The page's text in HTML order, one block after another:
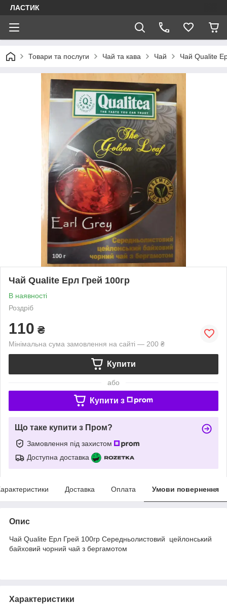
ЛАСТИК
Товари та послуги Чай та кава Чай Чай Qualite
Чай Qualite Ерл Грей 100гр
В наявності
Роздріб
110 ₴
Мінімальна сума замовлення на сайті — 200 ₴
Купити
або
Купити з
Що таке купити з Пром?
Замовлення під захистом
Доступна доставка
Доставка Оплата Умови повернення
Опис
Чай Qualite Ерл Грей 100гр Середньолистовий цейлонський
байховий чорний чай з бергамотом
Характеристики